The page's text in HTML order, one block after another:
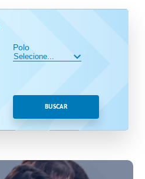
Polo
BUSCAR